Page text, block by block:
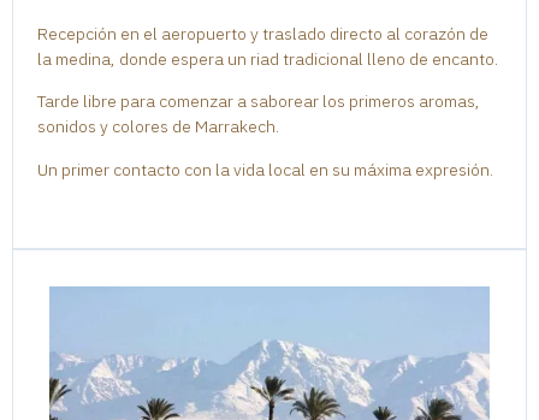
Recepción en el aeropuerto y traslado directo al corazón de
la medina, donde espera un riad tradicional lleno de encanto.
Tarde libre para comenzar a saborear los primeros aromas,
sonidos y colores de Marrakech.
Un primer contacto con la vida local en su máxima expresión.